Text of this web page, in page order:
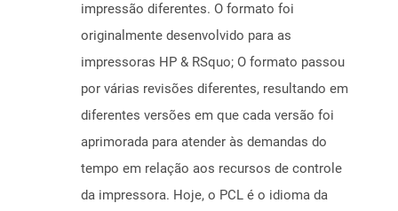
impressão diferentes. O formato foi
originalmente desenvolvido para as
impressoras HP & RSquo; O formato passou
por várias revisões diferentes, resultando em
diferentes versões em que cada versão foi
aprimorada para atender às demandas do
tempo em relação aos recursos de controle
da impressora. Hoje, o PCL é o idioma da